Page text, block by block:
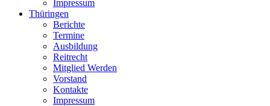
Impressum
Thüringen
Berichte
Termine
Ausbildung
Reitrecht
Mitglied Werden
Vorstand
Kontakte
Impressum